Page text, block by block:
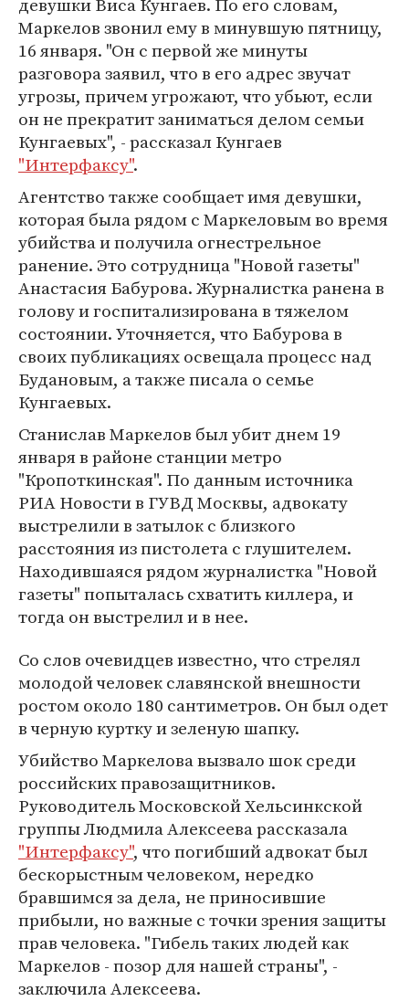
Маркелов звонил ему в минувшую пятницу,
16 января. "Он с первой же минуты
разговора заявил, что в его адрес звучат
угрозы, причем угрожают, что убьют, если
он не прекратит заниматься делом семьи
Кунгаевых", - рассказал Кунгаев
"Интерфаксу".
Агентство также сообщает имя девушки,
которая была рядом с Маркеловым во время
убийства и получила огнестрельное
ранение. Это сотрудница "Новой газеты"
Анастасия Бабурова. Журналистка ранена в
голову и госпитализирована в тяжелом
состоянии. Уточняется, что Бабурова в
своих публикациях освещала процесс над
Будановым, а также писала о семье
Кунгаевых.
Станислав Маркелов был убит днем 19
января в районе станции метро
"Кропоткинская". По данным источника
РИА Новости в ГУВД Москвы, адвокату
выстрелили в затылок с близкого
расстояния из пистолета с глушителем.
Находившаяся рядом журналистка "Новой
газеты" попыталась схватить киллера, и
тогда он выстрелил и в нее.
Со слов очевидцев известно, что стрелял
молодой человек славянской внешности
ростом около 180 сантиметров. Он был одет
в черную куртку и зеленую шапку.
Убийство Маркелова вызвало шок среди
российских правозащитников.
Руководитель Московской Хельсинкской
группы Людмила Алексеева рассказала
"Интерфаксу", что погибший адвокат был
бескорыстным человеком, нередко
бравшимся за дела, не приносившие
прибыли, но важные с точки зрения защиты
прав человека. "Гибель таких людей как
Маркелов - позор для нашей страны", -
заключила Алексеева.